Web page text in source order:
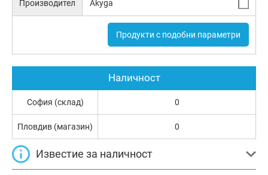
Производител Akyga
Продукти с подобни параметри
Наличност
София (склад) 0
Пловдив (магазин) 0
Известие за наличност